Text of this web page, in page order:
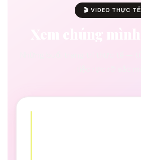
🎬 VIDEO THỰC TẾ
Xem chúng mình